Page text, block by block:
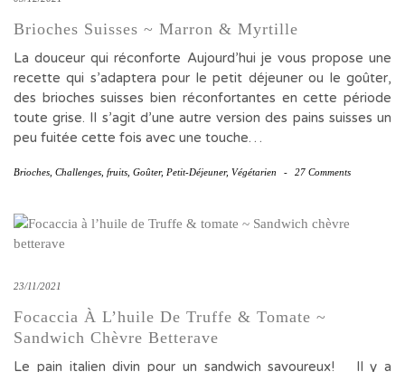
Brioches Suisses ~ Marron & Myrtille
La douceur qui réconforte Aujourd’hui je vous propose une
recette qui s’adaptera pour le petit déjeuner ou le goûter,
des brioches suisses bien réconfortantes en cette période
toute grise. Il s’agit d’une autre version des pains suisses un
peu fuitée cette fois avec une touche…
Brioches Challenges fruits Goûter, Petit-Déjeuner, Végétarien - 27 Comments
23/11/2021
Focaccia À L’huile De Truffe & Tomate ~
Sandwich Chèvre Betterave
Le pain italien divin pour un sandwich savoureux! Il y a